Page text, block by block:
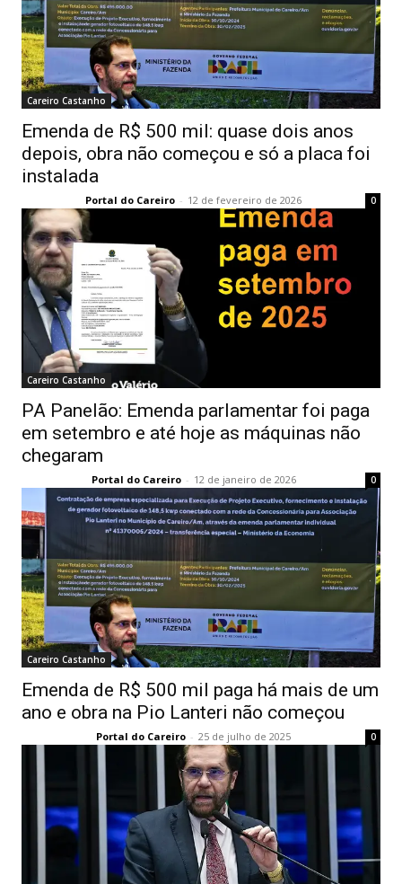
Careiro Castanho
Emenda de R$ 500 mil: quase dois anos
depois, obra não começou e só a placa foi
instalada
Portal do Careiro - 12 de fevereiro de 2026 0
Careiro Castanho
PA Panelão: Emenda parlamentar foi paga
em setembro e até hoje as máquinas não
chegaram
Portal do Careiro - 12 de janeiro de 2026 0
Careiro Castanho
Emenda de R$ 500 mil paga há mais de um
ano e obra na Pio Lanteri não começou
Portal do Careiro - 25 de julho de 2025 0